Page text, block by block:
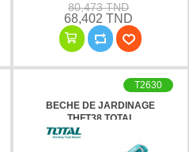
80,473 TND
68,402 TND
BECHE DE JARDINAGE
THFT38 TOTAL
T2630